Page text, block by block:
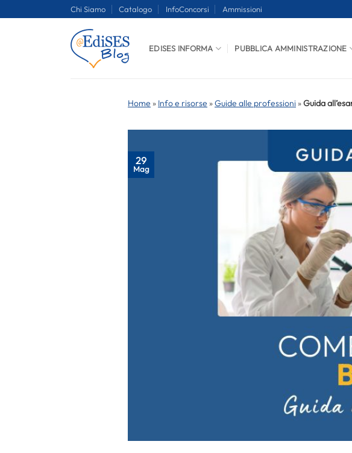
Chi Siamo Catalogo InfoConcorsi Ammissioni
EDISES INFORMA PUBBLICA AMMINISTRAZIONE
Home » Info e risorse »Guide alle professioni »Guida
29
Mag